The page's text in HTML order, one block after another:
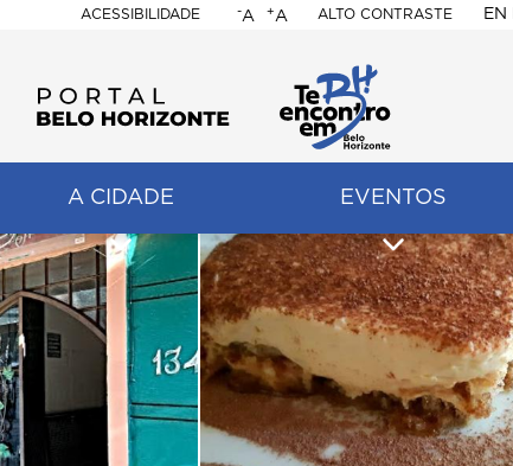
ACESSIBILIDADE
BELO
HORIZONTE
-A +A ALTO CONTRASTE EN
A CIDADE EVENTOS